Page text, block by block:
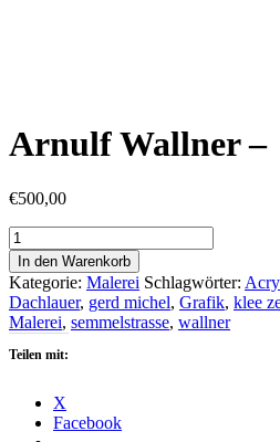
Arnulf Wallner –
€500,00
Arnulf
Wallner
-
Menge
In den Warenkorb
Kategorie: Malerei Schlagwörter:
Dachlauer, gerd michel, Grafik, klee
Malerei, semmelstrasse, wallner
Teilen mit:
X
Facebook